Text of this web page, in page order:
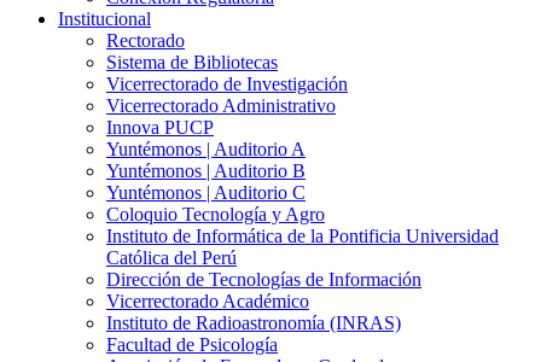
Institucional
Rectorado
Sistema de Bibliotecas
Vicerrectorado de Investigación
Vicerrectorado Administrativo
Innova PUCP
Yuntémonos | Auditorio A
Yuntémonos | Auditorio B
Yuntémonos | Auditorio C
Coloquio Tecnología y Agro
Instituto de Informática de la Pontificia Universidad
Católica del Perú
Dirección de Tecnologías de Información
Vicerrectorado Académico
Instituto de Radioastronomía (INRAS)
Facultad de Psicología